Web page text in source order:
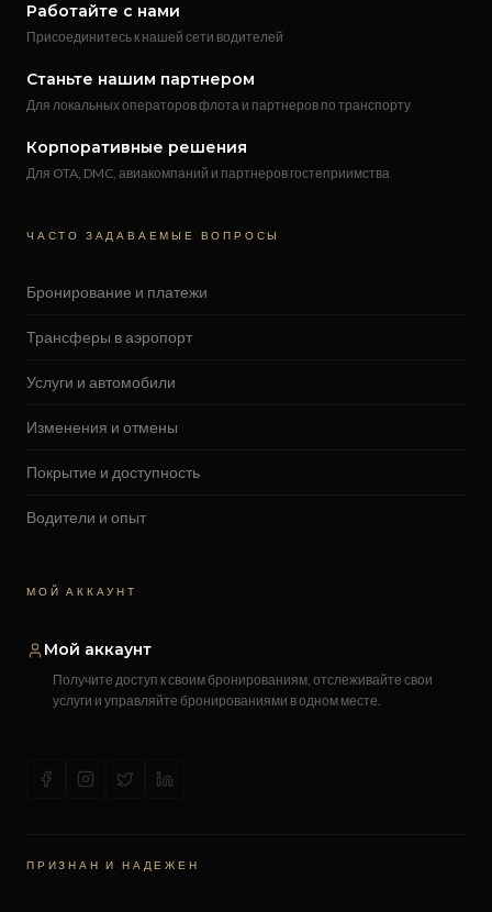
Работайте с нами
Присоединитесь к нашей сети водителей
Станьте нашим партнером
Для локальных операторов флота и партнеров по транспорту
Корпоративные решения
Для OTA, DMC, авиакомпаний и партнеров гостеприимства
ЧАСТО ЗАДАВАЕМЫЕ ВОПРОСЫ
Бронирование и платежи
Трансферы в аэропорт
Услуги и автомобили
Изменения и отмены
Покрытие и доступность
Водители и опыт
МОЙ АККАУНТ
Мой аккаунт
Получите доступ к своим бронированиям, отслеживайте свои
услуги и управляйте бронированиями в одном месте.
ПРИЗНАН И НАДЕЖЕН